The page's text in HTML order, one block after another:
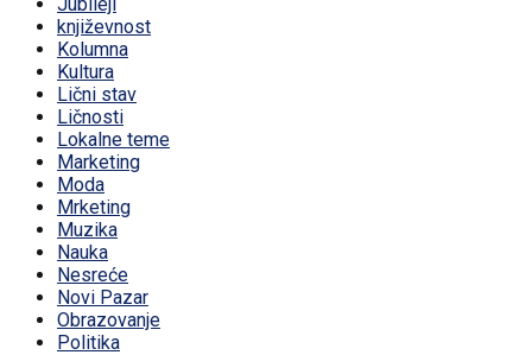
književnost
Kolumna
Kultura
Lični stav
Ličnosti
Lokalne teme
Marketing
Moda
Mrketing
Muzika
Nauka
Nesreće
Novi Pazar
Obrazovanje
Politika